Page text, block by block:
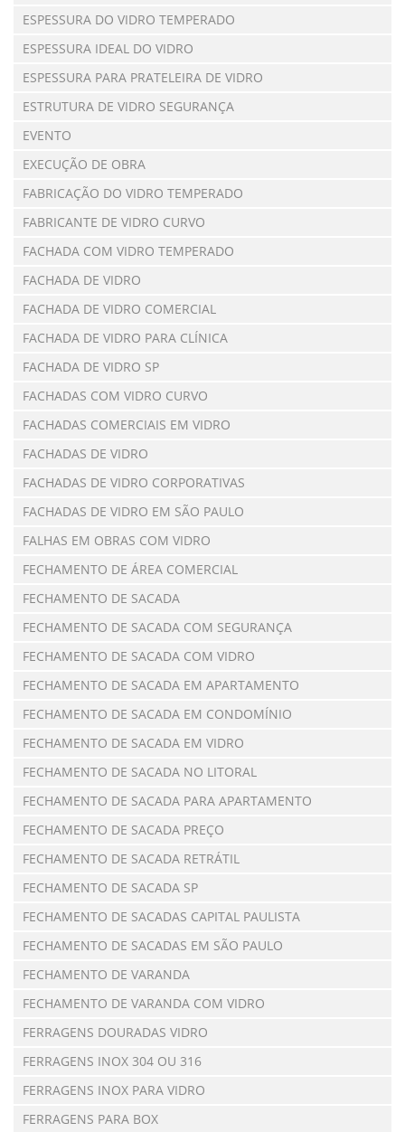
ESPESSURA DO VIDRO TEMPERADO
ESPESSURA IDEAL DO VIDRO
ESPESSURA PARA PRATELEIRA DE VIDRO
ESTRUTURA DE VIDRO SEGURANÇA
EVENTO
EXECUÇÃO DE OBRA
FABRICAÇÃO DO VIDRO TEMPERADO
FABRICANTE DE VIDRO CURVO
FACHADA COM VIDRO TEMPERADO
FACHADA DE VIDRO
FACHADA DE VIDRO COMERCIAL
FACHADA DE VIDRO PARA CLÍNICA
FACHADA DE VIDRO SP
FACHADAS COM VIDRO CURVO
FACHADAS COMERCIAIS EM VIDRO
FACHADAS DE VIDRO
FACHADAS DE VIDRO CORPORATIVAS
FACHADAS DE VIDRO EM SÃO PAULO
FALHAS EM OBRAS COM VIDRO
FECHAMENTO DE ÁREA COMERCIAL
FECHAMENTO DE SACADA
FECHAMENTO DE SACADA COM SEGURANÇA
FECHAMENTO DE SACADA COM VIDRO
FECHAMENTO DE SACADA EM APARTAMENTO
FECHAMENTO DE SACADA EM CONDOMÍNIO
FECHAMENTO DE SACADA EM VIDRO
FECHAMENTO DE SACADA NO LITORAL
FECHAMENTO DE SACADA PARA APARTAMENTO
FECHAMENTO DE SACADA PREÇO
FECHAMENTO DE SACADA RETRÁTIL
FECHAMENTO DE SACADA SP
FECHAMENTO DE SACADAS CAPITAL PAULISTA
FECHAMENTO DE SACADAS EM SÃO PAULO
FECHAMENTO DE VARANDA
FECHAMENTO DE VARANDA COM VIDRO
FERRAGENS DOURADAS VIDRO
FERRAGENS INOX 304 OU 316
FERRAGENS INOX PARA VIDRO
FERRAGENS PARA BOX